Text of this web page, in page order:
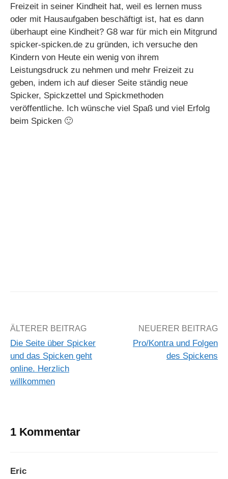
Freizeit in seiner Kindheit hat, weil es lernen muss
oder mit Hausaufgaben beschäftigt ist, hat es dann
überhaupt eine Kindheit? G8 war für mich ein Mitgrund
spicker-spicken.de zu gründen, ich versuche den
Kindern von Heute ein wenig von ihrem
Leistungsdruck zu nehmen und mehr Freizeit zu
geben, indem ich auf dieser Seite ständig neue
Spicker, Spickzettel und Spickmethoden
veröffentliche. Ich wünsche viel Spaß und viel Erfolg
beim Spicken 🙂
Beitrags-
Navigation
ÄLTERER BEITRAG
Die Seite über Spicker
und das Spicken geht
online. Herzlich
willkommen
NEUERER BEITRAG
Pro/Kontra und Folgen
des Spickens
1 Kommentar
Eric